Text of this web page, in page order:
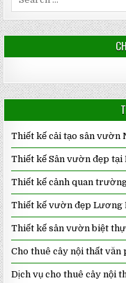
Thiết kế cải tạo sân vườn
Thiết kế Sân vườn đẹp tại
Thiết kế cảnh quan
Thiết kế vườn đẹp Lương
Thiết kế sân vườn biệt
Cho thuê cây nội thất
Dịch vụ cho thuê cây nội